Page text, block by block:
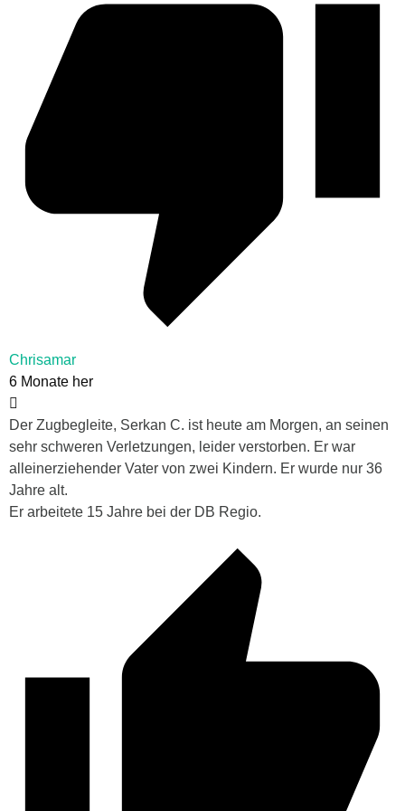
Chrisamar
6 Monate her
Der Zugbegleite, Serkan C. ist heute am Morgen, an seinen
sehr schweren Verletzungen, leider verstorben. Er war
alleinerziehender Vater von zwei Kindern. Er wurde nur 36
Jahre alt.
Er arbeitete 15 Jahre bei der DB Regio.